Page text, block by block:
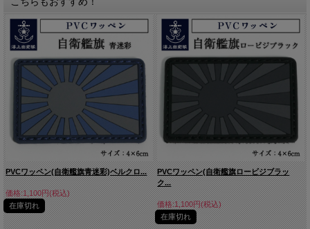
PVCワッペン(自衛艦旗青迷彩)ベルクロ...
価格:1,100円(税込)
在庫切れ
PVCワッペン(自衛艦旗ロービジブラッ
ク...
価格:1,100円(税込)
在庫切れ